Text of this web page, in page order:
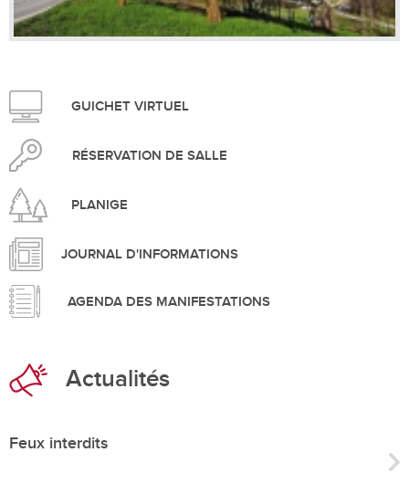
GUICHET VIRTUEL
RÉSERVATION DE SALLE
PLANIGE
JOURNAL D'INFORMATIONS
AGENDA DES MANIFESTATIONS
Actualités
Feux interdits